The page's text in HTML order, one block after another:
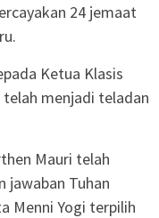
24 jemaat
Ketua Klasis
menjadi teladan
Mauri telah
jawaban Tuhan
Menni Yogi terpilih